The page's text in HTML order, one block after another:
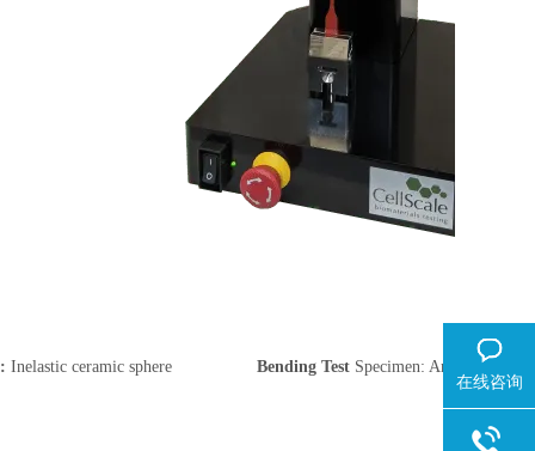
: Inelastic ceramic sphere Bending Test Specimen: Artificial bone
在线咨询